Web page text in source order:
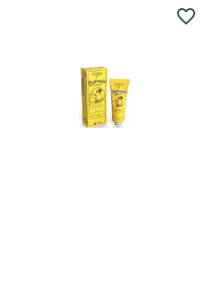
favorite_border